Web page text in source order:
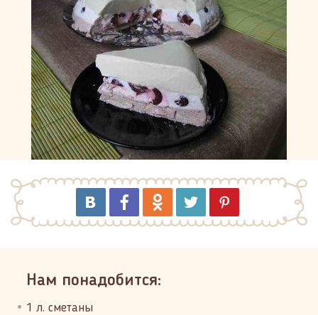
Нам понадобится:
1 л. сметаны